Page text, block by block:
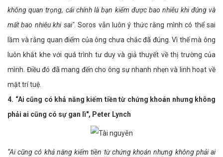
không quan trọng, cái chính là bạn kiếm được bao nhiêu khi đúng và
mất bao nhiêu khi sai". Soros vẫn luôn ý thức rằng mình có thể sai
lầm và rằng quan điểm của ông chưa chắc đã đúng. Vì thế mà ông
luôn khắt khe với quá trình tư duy và giả thuyết về thị trường của
mình. Điều đó đã mang đến cho ông sự nhanh nhẹn và linh hoạt về
mặt trí tuệ.
4. “Ai cũng có khả năng kiếm tiền từ chứng khoán nhưng không
phải ai cũng có sự gan lì​", Peter Lynch
“Ai cũng có khả năng kiếm tiền từ chứng khoán nhưng không phải ai